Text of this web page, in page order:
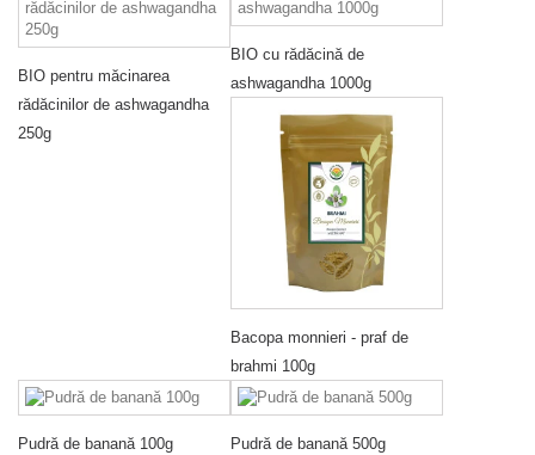
BIO pentru măcinarea
rădăcinilor de ashwagandha
250g
BIO cu rădăcină de
ashwagandha 1000g
Bacopa monnieri - praf de
brahmi 100g
Pudră de banană 100g Pudră de banană 500g